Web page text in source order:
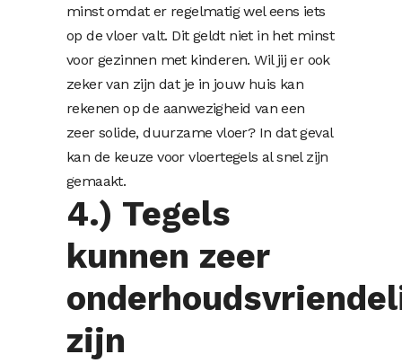
minst omdat er regelmatig wel eens iets
op de vloer valt. Dit geldt niet in het minst
voor gezinnen met kinderen. Wil jij er ook
zeker van zijn dat je in jouw huis kan
rekenen op de aanwezigheid van een
zeer solide, duurzame vloer? In dat geval
kan de keuze voor vloertegels al snel zijn
gemaakt.
4.) Tegels
kunnen zeer
zijn